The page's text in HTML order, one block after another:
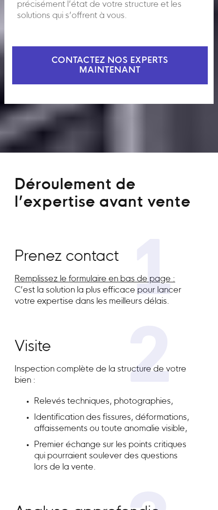
précisément l’état de votre structure et les
solutions qui s’offrent à vous.
CONTACTEZ NOS EXPERTS
MAINTENANT
Déroulement de
l’expertise avant vente
1
Prenez contact
Remplissez le formulaire en bas de page :
C’est la solution la plus efficace pour lancer
votre expertise dans les meilleurs délais.
2
Visite
Inspection complète de la structure de votre
bien :
Relevés techniques, photographies,
Identification des fissures, déformations,
affaissements ou toute anomalie visible,
Premier échange sur les points critiques
qui pourraient soulever des questions
lors de la vente.